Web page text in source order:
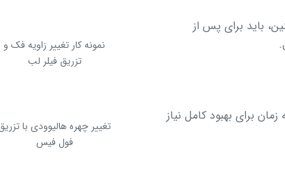
باید برای پس از
برای بهبود کامل نیاز
نمونه کار تغییر زاویه فک و
تزریق فیلر لب
تغییر چهره هالیوودی با
فول فیس